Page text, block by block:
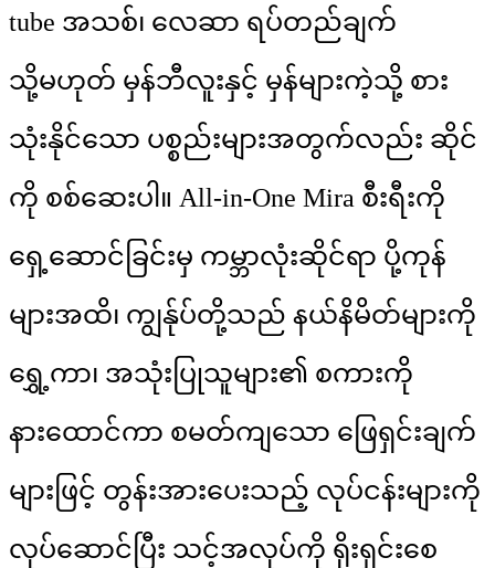
tube အသစ်၊ လေဆာ ရပ်တည်ချက်
သို့မဟုတ် မှန်ဘီလူးနှင့် မှန်များကဲ့သို့ စား
သုံးနိုင်သော ပစ္စည်းများအတွက်လည်း ဆိုင်
ကို စစ်ဆေးပါ။ All-in-One Mira စီးရီးကို
ရှေ့ဆောင်ခြင်းမှ ကမ္ဘာလုံးဆိုင်ရာ ပို့ကုန်
များအထိ၊ ကျွန်ုပ်တို့သည် နယ်နိမိတ်များကို
ရွှေ့ကာ၊ အသုံးပြုသူများ၏ စကားကို
နားထောင်ကာ စမတ်ကျသော ဖြေရှင်းချက်
များဖြင့် တွန်းအားပေးသည့် လုပ်ငန်းများကို
လုပ်ဆောင်ပြီး သင့်အလုပ်ကို ရိုးရှင်းစေ